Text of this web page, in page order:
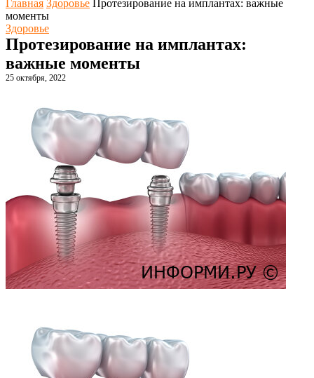
Главная Здоровье Протезирование на имплантах: важные
моменты
Здоровье
Протезирование на имплантах:
важные моменты
25 октября, 2022